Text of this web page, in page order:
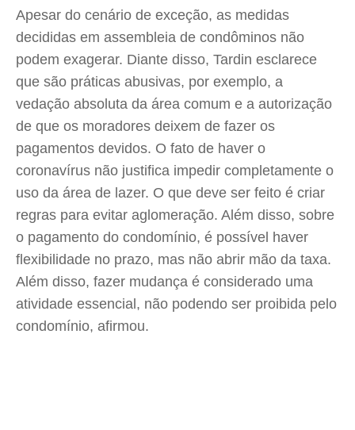
Apesar do cenário de exceção, as medidas
decididas em assembleia de condôminos não
podem exagerar. Diante disso, Tardin esclarece
que são práticas abusivas, por exemplo, a
vedação absoluta da área comum e a autorização
de que os moradores deixem de fazer os
pagamentos devidos. O fato de haver o
coronavírus não justifica impedir completamente o
uso da área de lazer. O que deve ser feito é criar
regras para evitar aglomeração. Além disso, sobre
o pagamento do condomínio, é possível haver
flexibilidade no prazo, mas não abrir mão da taxa.
Além disso, fazer mudança é considerado uma
atividade essencial, não podendo ser proibida pelo
condomínio, afirmou.